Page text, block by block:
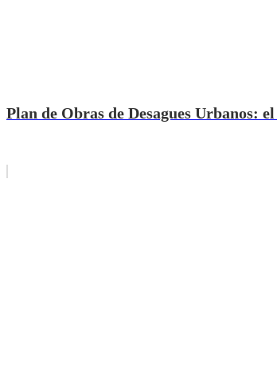
Plan de Obras de Desagues Urbanos: